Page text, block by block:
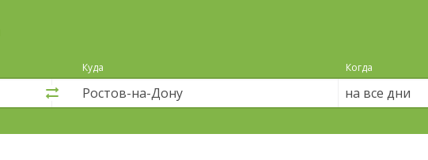
Куда Когда
на все дни